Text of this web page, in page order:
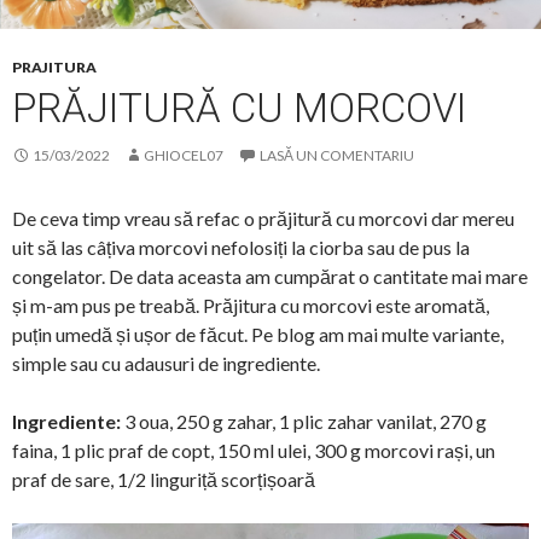
PRAJITURA
PRĂJITURĂ CU MORCOVI
15/03/2022 GHIOCEL07 LASĂ UN COMENTARIU
De ceva timp vreau să refac o prăjitură cu morcovi dar mereu
uit să las câțiva morcovi nefolosiți la ciorba sau de pus la
congelator. De data aceasta am cumpărat o cantitate mai mare
și m-am pus pe treabă. Prăjitura cu morcovi este aromată,
puțin umedă și ușor de făcut. Pe blog am mai multe variante,
simple sau cu adausuri de ingrediente.
Ingrediente: 3 oua, 250 g zahar, 1 plic zahar vanilat, 270 g
faina, 1 plic praf de copt, 150 ml ulei, 300 g morcovi rași, un
praf de sare, 1/2 linguriță scorțișoară